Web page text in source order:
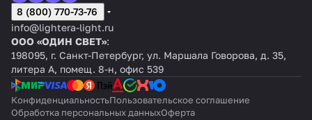
8 (800) 770-73-76
info@lightera-light.ru
ООО «ОДИН СВЕТ»:
198095, г. Санкт-Петербург, ул. Маршала Говорова, д. 35,
литера А, помещ. 8-н, офис 539
КонфиденциальностьПользовательское соглашение
Обработка персональных данныхОферта